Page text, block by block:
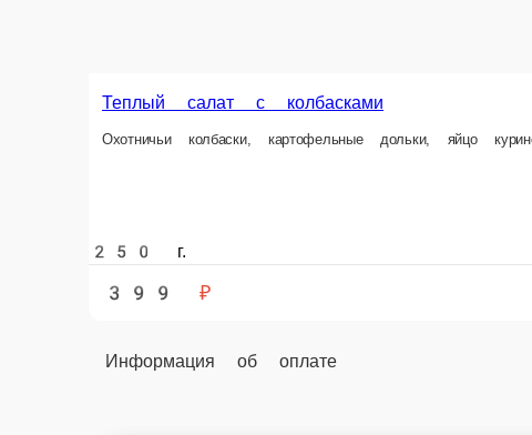
Теплый салат с колбасками
Охотничьи колбаски, картофельные дольки, яйцо
250 г.
399 ₽
Информация об оплате